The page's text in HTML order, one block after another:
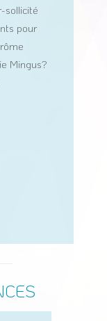
sollicité
pour
Mingus?